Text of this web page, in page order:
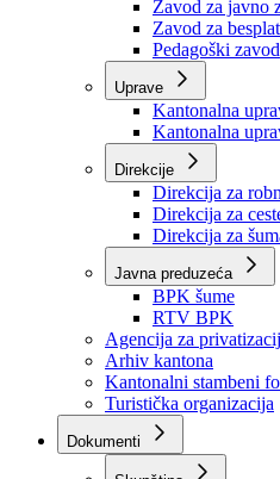
Zavodi
Zavod
Zavod za javno
Zavod za
Pedagoški zavod
Kantonalna
Kantonalna
Direkcije
Direkcija za
Direkcija za ceste
Direkcija za
Javna preduzeća
BPK šume
RTV BPK
Agencija za privatizaciju
Arhiv kantona
Kantonalni stambeni
Turistička organizacija